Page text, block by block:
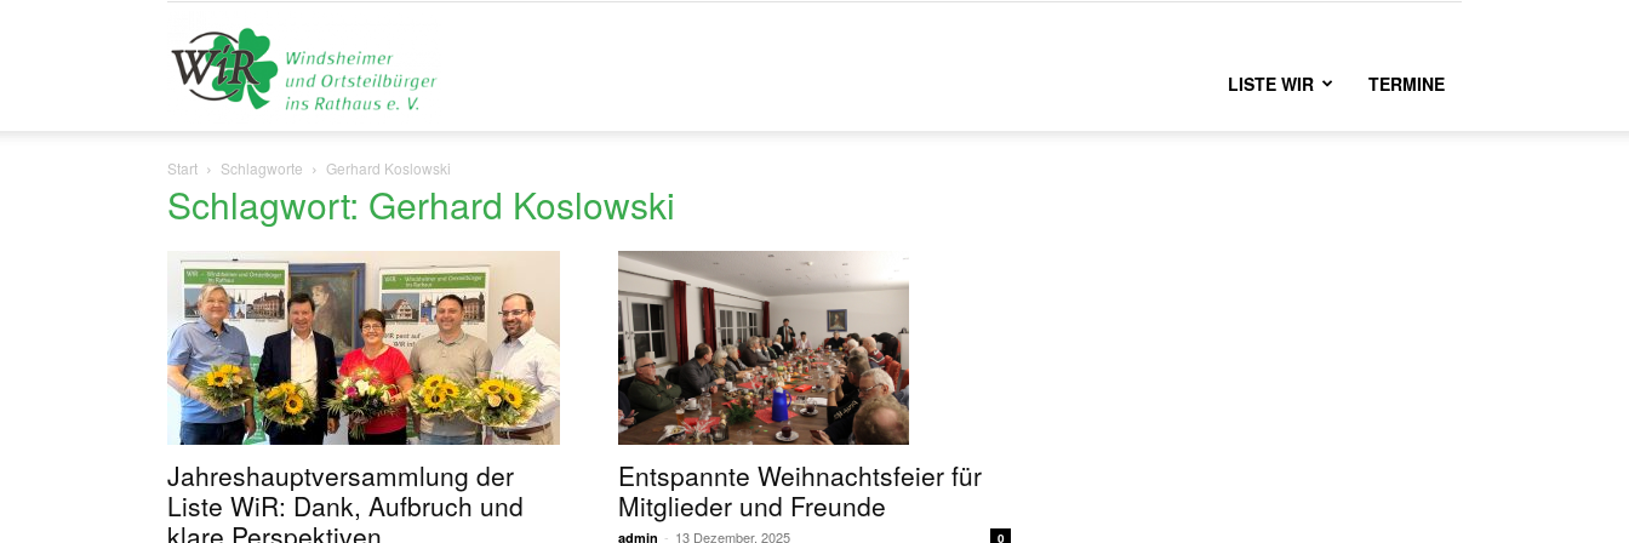
WiR
LISTE WIR TERMINE
Start Schlagworte Gerhard Koslowski
Schlagwort: Gerhard Koslowski
Jahreshauptversammlung der
Liste WiR: Dank, Aufbruch und
klare Perspektiven
Entspannte Weihnachtsfeier für
Mitglieder und Freunde
admin - 13 Dezember, 2025 0